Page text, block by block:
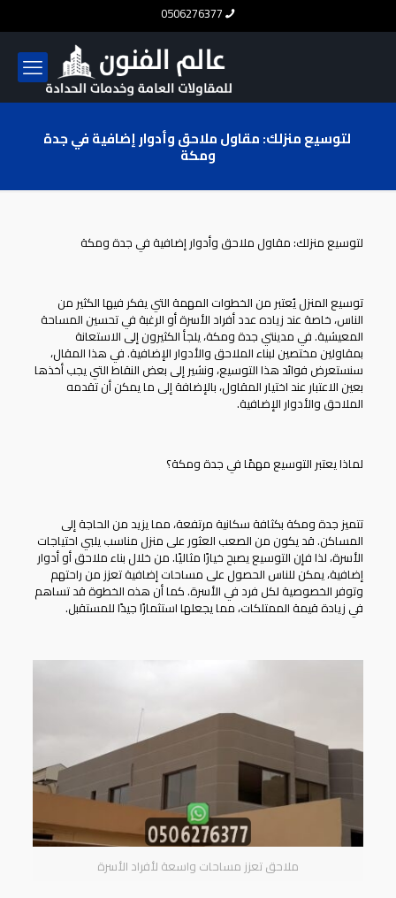
0506276377
لتوسيع منزلك: مقاول ملاحق وأدوار إضافية في جدة
ومكة
لتوسيع منزلك: مقاول ملاحق وأدوار إضافية في جدة ومكة
توسيع المنزل يُعتبر من الخطوات المهمة التي يفكر فيها الكثير من
الناس، خاصة عند زياده عدد أفراد الأسرة أو الرغبة في تحسين المساحة
المعيشية. في مدينتي جدة ومكة، يلجأ الكثيرون إلى الاستعانة
بمقاولين مختصين لبناء الملاحق والأدوار الإضافية. في هذا المقال،
سنستعرض فوائد هذا التوسيع، ونشير إلى بعض النقاط التي يجب أخذها
بعين الاعتبار عند اختيار المقاول، بالإضافة إلى ما يمكن أن تقدمه
الملاحق والأدوار الإضافية.
لماذا يعتبر التوسيع مهمًا في جدة ومكة؟
تتميز جدة ومكة بكثافة سكانية مرتفعة، مما يزيد من الحاجة إلى
المساكن. قد يكون من الصعب العثور على منزل مناسب يلبي احتياجات
الأسرة، لذا فإن التوسيع يصبح خيارًا مثاليًا. من خلال بناءملاحق أو أدوار
إضافية، يمكن للناس الحصول على مساحات إضافية تعزز من راحتهم
وتوفر الخصوصية لكل فرد في الأسرة. كما أن هذه الخطوة قد تساهم
في زيادة قيمة الممتلكات، مما يجعلها استثمارًا جيدًا للمستقبل.
ملاحق تعزز مساحات واسعة لأفراد الأسرة